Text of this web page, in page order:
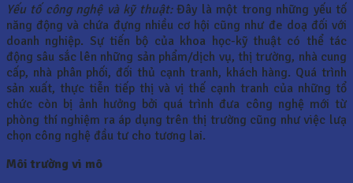
Yếu tố công nghệ và kỹ thuật:Đây là một trong những yếu tố
năng động và chứa đựng nhiều cơ hội cũng như đe doạ đối với
doanh nghiệp. Sự tiến bộ của khoa học-kỹ thuật có thể tác
động sâu sắc lên những sản phẩm/dịch vụ, thị trường, nhà cung
cấp, nhà phân phối, đối thủ cạnh tranh, khách hàng. Quá trình
sản xuất, thực tiễn tiếp thị và vị thế cạnh tranh của những tổ
chức còn bị ảnh hưởng bởi quá trình đưa công nghệ mới từ
phòng thí nghiệm ra áp dụng trên thị trường cũng như việc lưạ
chọn công nghệ đầu tư cho tương lai.
Môi trường vi mô